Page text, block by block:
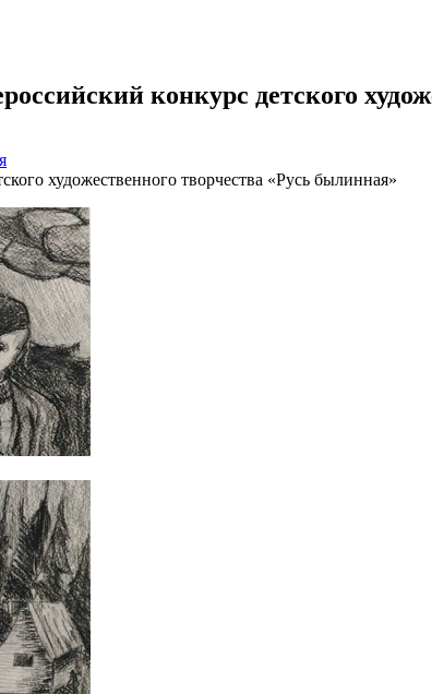
конкурс детского
художественного творчества «Русь былинная»